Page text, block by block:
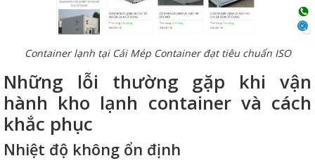
Container lạnh tại Cái Mép Container đạt tiêu chuẩn ISO
Những lỗi thường gặp khi vận
hành kho lạnh container và cách
khắc phục
Nhiệt độ không ổn định